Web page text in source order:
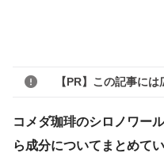
【PR】この記事には
コメダ珈琲のシロノワー
ら成分についてまとめてい